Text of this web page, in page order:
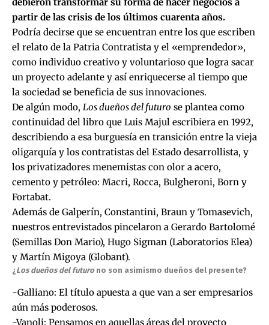
debieron transformar su forma de hacer negocios a
partir de las crisis de los últimos cuarenta años.
Podría decirse que se encuentran entre los que escriben
el relato de la Patria Contratista y el «emprendedor»,
como individuo creativo y voluntarioso que logra sacar
un proyecto adelante y así enriquecerse al tiempo que
la sociedad se beneficia de sus innovaciones.
De algún modo, Los dueños del futuro se plantea como
continuidad del libro que Luis Majul escribiera en 1992,
describiendo a esa burguesía en transición entre la vieja
oligarquía y los contratistas del Estado desarrollista, y
los privatizadores menemistas con olor a acero,
cemento y petróleo: Macri, Rocca, Bulgheroni, Born y
Fortabat.
Además de Galperín, Constantini, Braun y Tomasevich,
nuestros entrevistados pincelaron a Gerardo Bartolomé
(Semillas Don Mario), Hugo Sigman (Laboratorios Elea)
y Martín Migoya (Globant).
¿ Los dueños del futuro no son asimismo dueños del presente?
-Galliano: El título apuesta a que van a ser empresarios
aún más poderosos.
-Vanoli: Pensamos en aquellas áreas del proyecto